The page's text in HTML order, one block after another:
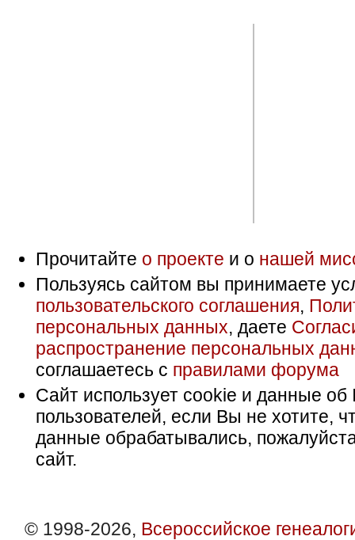
Прочитайте о проекте и о нашей
Пользуясь сайтом вы принимаете
пользовательского соглашения,
персональных данных, даете
распространение персональных
соглашаетесь с правилами форума
Сайт использует cookie и данные об
пользователей, если Вы не хотите,
данные обрабатывались,
сайт.
© 1998-2026, Всероссийское